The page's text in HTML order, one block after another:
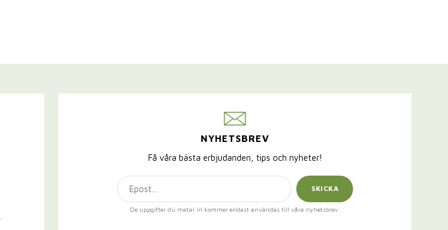
NYHETSBREV
Få våra bästa erbjudanden, tips och nyheter!
SKICKA
De uppgifter du matar in kommer endast användas till våra nyhetsbrev.